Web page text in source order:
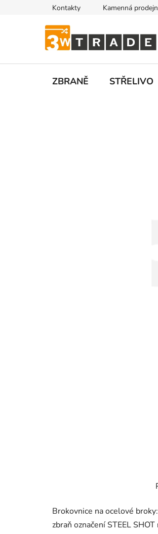
Kontakty Kamenná
ZBRANĚ STŘELIVO
Brokovnice na ocelové
zbraň označení STEEL